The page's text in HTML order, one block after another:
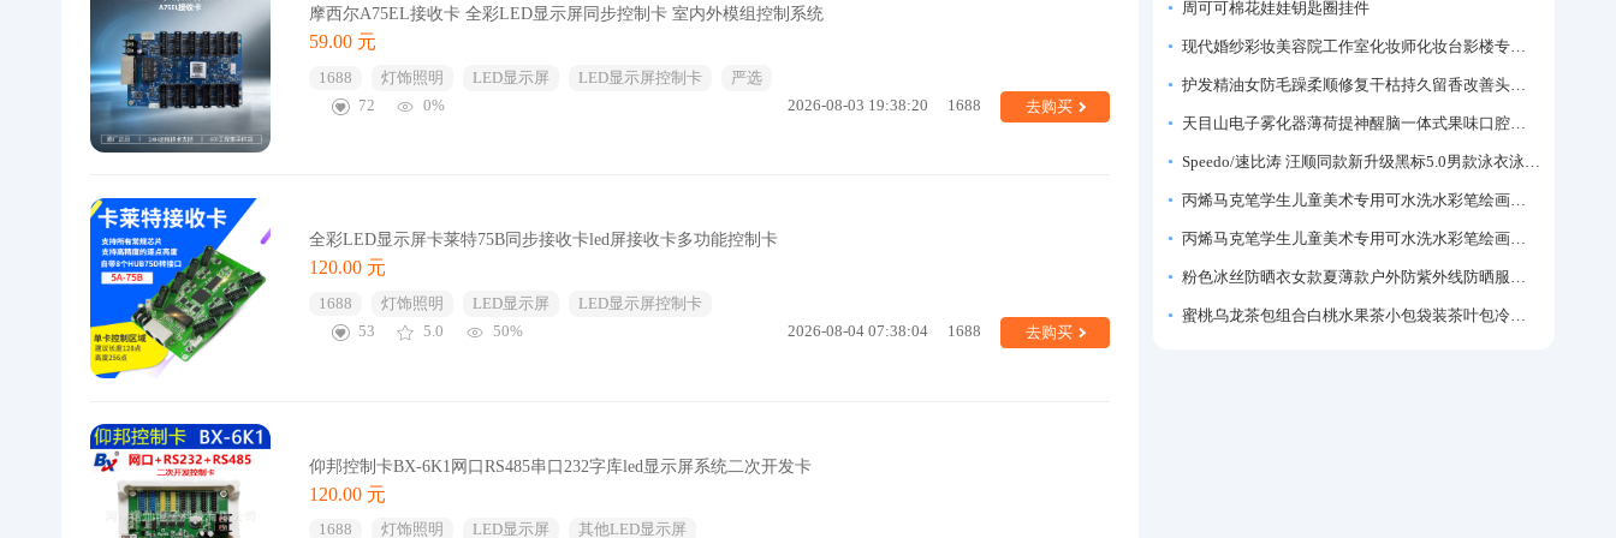
摩西尔A75EL接收卡 全彩LED显示屏同步控制卡 室内外模组控制系统
59.00 元
1688 灯饰照明 LED显示屏 LED显示屏控制卡
严选
72
0% 2026-08-03 19:38:20 1688 去购买
全彩LED显示屏卡莱特75B同步接收卡led屏接收卡多功能控制卡
120.00 元
1688 灯饰照明 LED显示屏
LED显示屏控制卡
53
5.0 50% 2026-08-04 07:38:04 1688 去购买
仰邦控制卡BX-6K1网口RS485串口232字库led显示屏系统二次开发卡
120.00 元
1688 灯饰照明 LED显示屏 其他LED显示屏
周可可棉花娃娃钥匙圈挂件
现代婚纱彩妆美容院工作室化妆师化妆台影楼专业化妆师专用梳妆台
护发精油女防毛躁柔顺修复干枯持久留香改善头发毛躁柔顺剂神器
天目山电子雾化器薄荷提神醒脑一体式果味口腔喷雾吸入式戒烟神器
Speedo/速比涛 汪顺同款新升级黑标5.0男款泳衣泳裤温泉游泳套装
丙烯马克笔学生儿童美术专用可水洗水彩笔绘画彩色涂鸦画笔不透色可叠色防水手绘diy丙烯颜料笔水性填色笔
丙烯马克笔学生儿童美术专用可水洗水彩笔绘画彩色涂鸦画笔不透色可叠色防水手绘diy丙烯颜料笔水性填色笔
粉色冰丝防晒衣女款夏薄款户外防紫外线防晒服修身紧身短外套上衣
蜜桃乌龙茶包组合白桃水果茶小包袋装茶叶包冷泡茶泡水喝的东西